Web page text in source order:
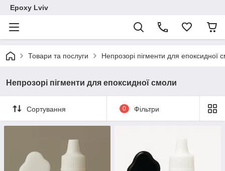
Epoxy Lviv
Товари та послуги Непрозорі пігменти для епоксидної
Непрозорі пігменти для епоксидної смоли
Сортування 0 Фільтри